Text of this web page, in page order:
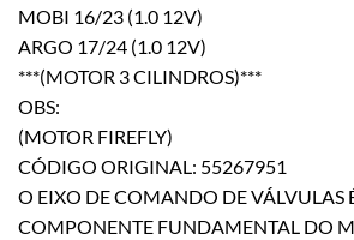
MOBI 16/23 (1.0 12V)
ARGO 17/24 (1.0 12V)
***(MOTOR 3 CILINDROS)***
OBS:
(MOTOR FIREFLY)
CÓDIGO ORIGINAL: 55267951
O EIXO DE COMANDO DE VÁLVULAS
COMPONENTE FUNDAMENTAL DO